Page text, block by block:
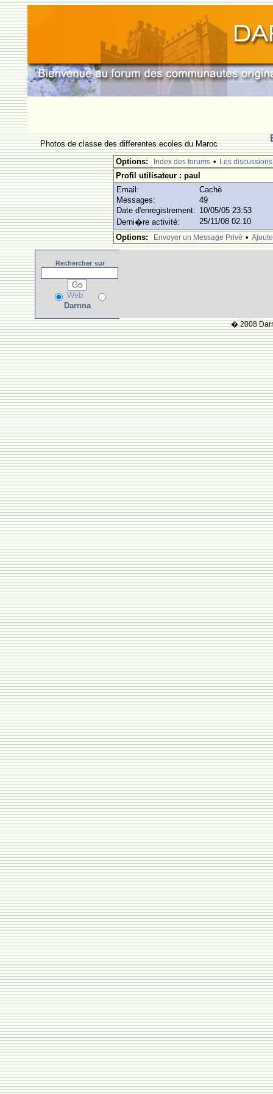
Photos de classe des differentes ecoles du Maroc
Options:
Index des forums • Les discussions
Profil utilisateur : paul
Email:
Cachè
Messages:
49
Date d'enregistrement: 10/05/05 23:53
Derni�re activitè:
25/11/08 02:10
Options:
Envoyer un Message Privè •
Rechercher sur
Web
Darnna
� 2008